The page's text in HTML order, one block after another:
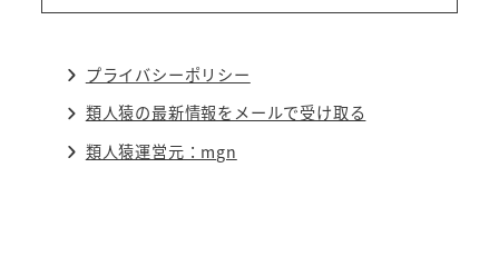
プライバシーポリシー
類人猿の最新情報をメールで受け取る
類人猿運営元：mgn